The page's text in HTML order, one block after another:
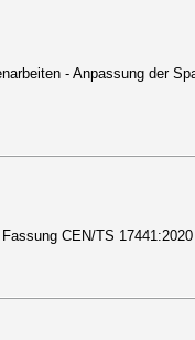
- Anpassung der
CEN/TS 17441:2020